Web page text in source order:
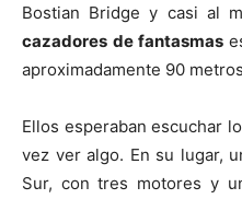
Bostian Bridge y casi al
cazadores de fantasmas
aproximadamente 90
Ellos esperaban escuchar
vez ver algo. En su lugar,
Sur, con tres motores y